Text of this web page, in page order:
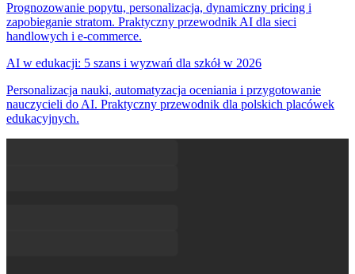
Prognozowanie popytu, personalizacja, dynamiczny pricing i
zapobieganie stratom. Praktyczny przewodnik AI dla sieci
handlowych i e-commerce.
AI w edukacji: 5 szans i wyzwań dla szkół w 2026
Personalizacja nauki, automatyzacja oceniania i przygotowanie
nauczycieli do AI. Praktyczny przewodnik dla polskich placówek
edukacyjnych.